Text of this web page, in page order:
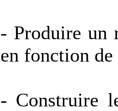
- Produire un
en fonction
- Construire